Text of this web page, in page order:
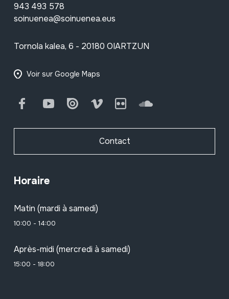
943 493 578
soinuenea@soinuenea.eus
Tornola kalea, 6 - 20180 OIARTZUN
Voir sur Google Maps
FacebookYoutube Issuu Vimeo Flickr SoundCloud
Contact
Horaire
Matin (mardi à samedi)
10:00 - 14:00
Après-midi (mercredi à samedi)
15:00 - 18:00